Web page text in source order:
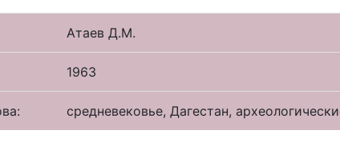
Атаев Д.М.
1963
средневековье, Дагестан,